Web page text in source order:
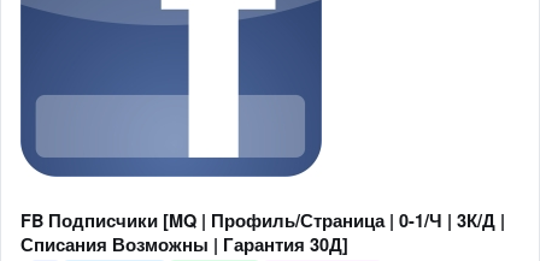
FB Подписчики [MQ | Профиль/Страница | 0-1/Ч | 3К/Д |
Списания Возможны | Гарантия 30Д]